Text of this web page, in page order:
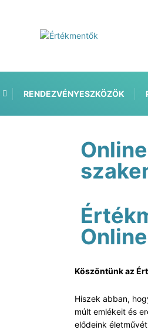
RENDEZVÉNYESZKÖZÖK
Online
Köszöntünk az
Hiszek abban,
múlt emlékeit és
elődeink